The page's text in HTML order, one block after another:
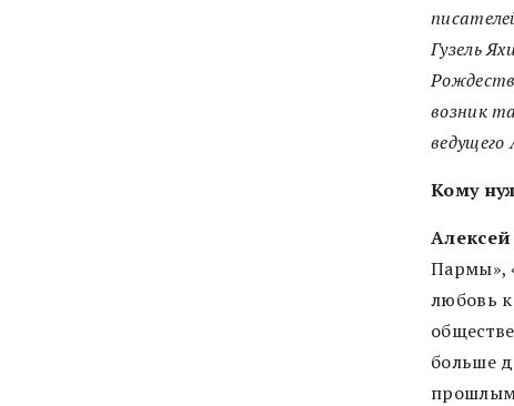
Гузель
возник
Кому
Пармы»,
любовь
больше